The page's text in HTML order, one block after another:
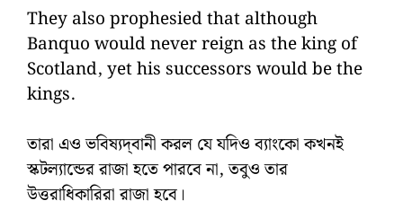
They also prophesied that although
Banquo would never reign as the king of
Scotland, yet his successors would be the
kings.
তারা এও ভবিষ্যদ্‌বানী করল যে যদিও ব্যাংকো কখনই
স্কটল্যান্ডের রাজা হতে পারবে না, তবুও তার
উত্তরাধিকারিরা রাজা হবে।